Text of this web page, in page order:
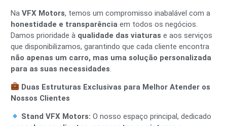
NaVFX Motors, temos um compromisso inabalável com a
honestidade e transparência em todos os negócios.
Damos prioridade à qualidade das viaturas e aos serviços
que disponibilizamos, garantindo que cada cliente encontra
não apenas um carro, mas uma solução personalizada
para as suas necessidades
Duas Estruturas Exclusivas para Melhor Atender os
Nossos Clientes
Stand VFX Motors: O nosso espaço principal, dedicado